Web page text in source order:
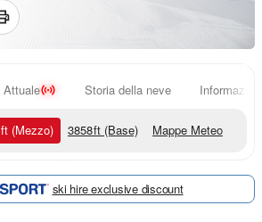
Attuale Storia della neve
ft (Mezzo) 3858ft (Base) Mappe Meteo
ski hire exclusive discount